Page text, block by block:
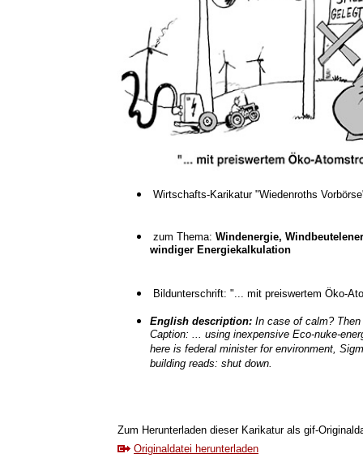
Wirtschafts-Karikatur "Wiedenroths
zum Thema: Windenergie,
windiger Energiekalkulation
Bildunterschrift: "... mit preiswertem Öko-
English description: In case of calm?
Caption: ... using inexpensive Eco-nuke-
here is federal minister for environment,
building reads: shut down.
Zum Herunterladen dieser Karikatur als gif-
Originaldatei herunterladen